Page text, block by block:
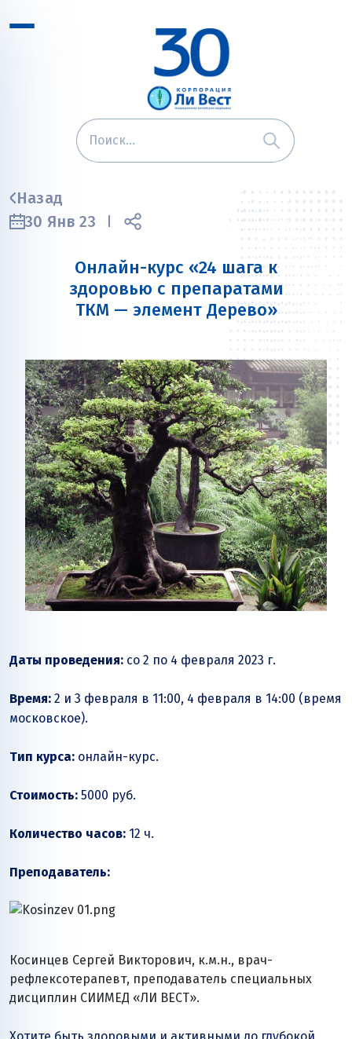
Назад
30 Янв 23
Онлайн-курс «24 шага к
здоровью с препаратами
ТКМ — элемент Дерево»
Даты проведения: со 2 по 4 февраля 2023 г.
Время: 2 и 3 февраля в 11:00, 4 февраля в 14:00 (время
московское).
Тип курса: онлайн-курс.
Стоимость: 5000 руб.
Количество часов: 12 ч.
Преподаватель:
Косинцев Сергей Викторович, к.м.н., врач-
рефлексотерапевт, преподаватель специальных
дисциплин СИИМЕД «ЛИ ВЕСТ».